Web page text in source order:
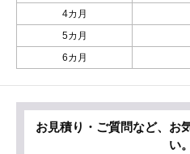
4カ月
5カ月
6カ月
お見積り・ご質問など、お
い。